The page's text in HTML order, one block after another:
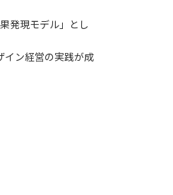
発現モデル」とし
イン経営の実践が成